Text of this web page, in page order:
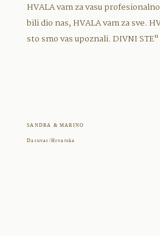
SANDRA & MARINO
Daruvar/Hrvatska
HVALA vam za vasu
bili dio nas, HVALA vam za sve.
sto smo vas upoznali. DIVNI STE"